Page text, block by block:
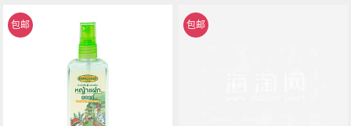
包邮 包邮